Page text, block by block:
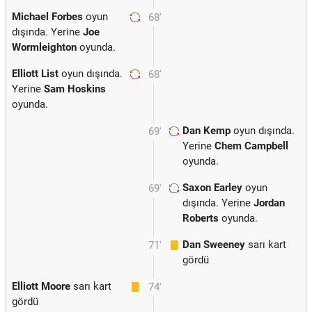
68'
Michael Forbes oyun
dışında. Yerine Joe
Wormleighton oyunda.
68'
Elliott List oyun dışında.
Yerine Sam Hoskins
oyunda.
69' Dan Kemp oyun dışında.
Yerine Chem Campbell
oyunda.
69' Saxon Earley oyun
dışında. Yerine Jordan
Roberts oyunda.
71' Dan Sweeney sarı kart
gördü
74'
Elliott Moore sarı kart
gördü